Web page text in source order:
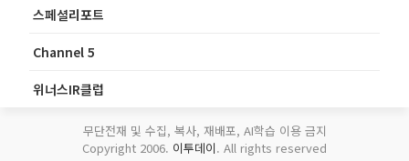
스페셜리포트
Channel 5
위너스IR클럽
무단전재 및 수집, 복사, 재배포, AI학습 이용 금지
Copyright 2006. 이투데이. All rights reserved